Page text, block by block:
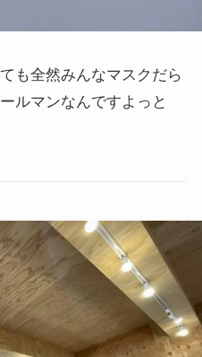
も全然みんなマスクだら
ルマンなんですよっと